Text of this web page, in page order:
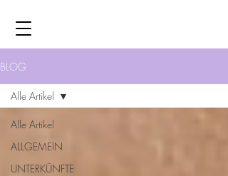
BLOG
Alle Artikel
ALLGEMEIN
UNTERKÜNFTE
Alle Artikel